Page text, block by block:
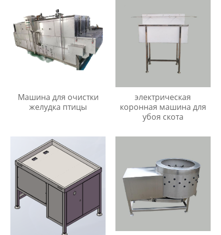
Машина для очистки
желудка птицы
электрическая
коронная машина для
убоя скота